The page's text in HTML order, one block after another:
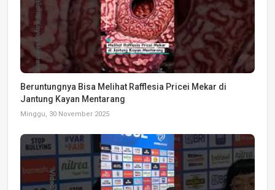
Beruntungnya Bisa Melihat Rafflesia Pricei Mekar di
Jantung Kayan Mentarang
Minggu, 30 November 2025